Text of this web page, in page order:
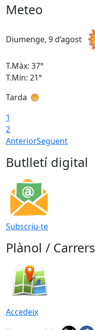
Meteo
Diumenge, 9 d’agost
T.Màx: 37°
T.Min: 21°
Tarda
1
2
AnteriorSegüent
Butlletí digital
Subscriu-te
Plànol / Carrers
Accedeix